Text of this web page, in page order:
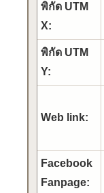
พิกัด UTM
X:
พิกัด UTM
Y:
Web link:
Facebook
Fanpage: